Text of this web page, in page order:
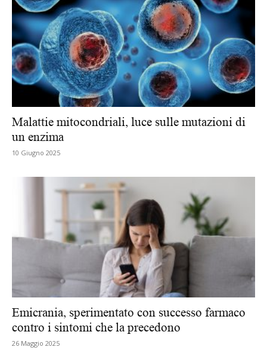
Malattie mitocondriali, luce sulle mutazioni di
un enzima
10 Giugno 2025
Emicrania, sperimentato con successo farmaco
contro i sintomi che la precedono
26 Maggio 2025